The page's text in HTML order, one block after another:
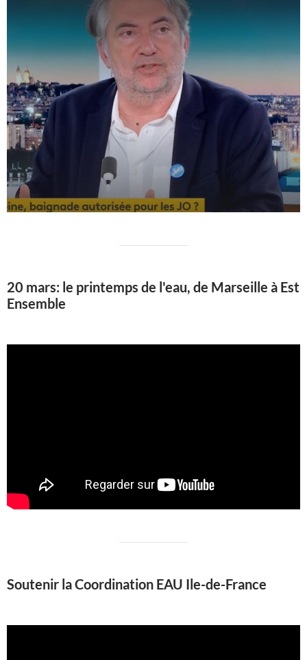
20 mars: le printemps de l'eau, de Marseille à Est
Ensemble
Soutenir la Coordination EAU Ile-de-France